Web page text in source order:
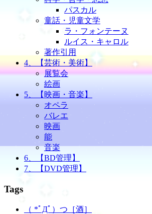
パスカル
童話・児童文学
ラ・フォンテーヌ
ルイス・キャロル
著作引用
4、【芸術・美術】
展覧会
絵画
5、【映画・音楽】
オペラ
バレエ
映画
能
音楽
6、【BD管理】
7、【DVD管理】
Tags
（ *ﾟДﾟ）つ［酒］